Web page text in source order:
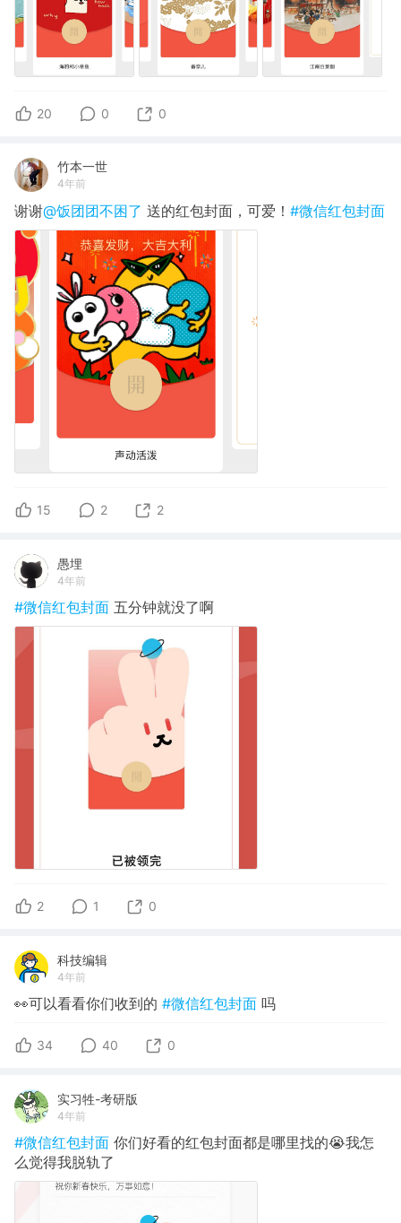
20 0 0
竹本一世
4年前
谢谢@饭团团不困了 送的红包封面，可爱！ #微信红包封面
15 2 2
愚埋
4年前
#微信红包封面 五分钟就没了啊
2 1 0
科技编辑
4年前
👀可以看看你们收到的 #微信红包封面 吗
34 40 0
实习牲-考研版
4年前
#微信红包封面 你们好看的红包封面都是哪里找的😭我怎
么觉得我脱轨了